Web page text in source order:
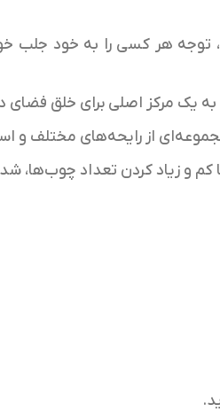
توجه هر کسی را به خود جلب
یک مرکز اصلی برای خلق فضای
از رایحه‌های مختلف و
و زیاد کردن تعداد چوب‌ها،